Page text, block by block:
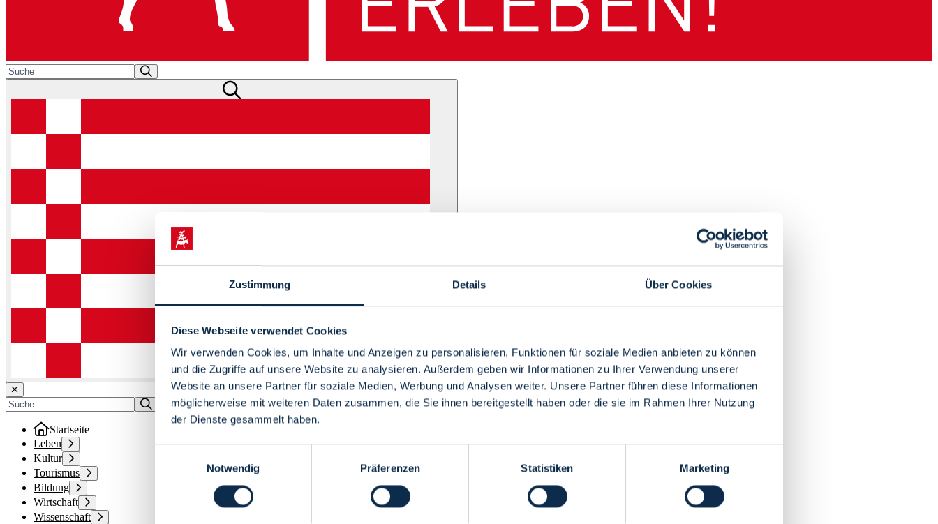
Zustimmung Details Über Cookies
Diese Webseite verwendet Cookies
Wir verwenden Cookies, um Inhalte und Anzeigen zu personalisieren, Funktionen für soziale Medien anbieten zu können
und die Zugriffe auf unsere Website zu analysieren. Außerdem geben wir Informationen zu Ihrer Verwendung unserer
Website an unsere Partner für soziale Medien, Werbung und Analysen weiter. Unsere Partner führen diese Informationen
möglicherweise mit weiteren Daten zusammen, die Sie ihnen bereitgestellt haben oder die sie im Rahmen Ihrer Nutzung
der Dienste gesammelt haben.
Notwendig
Präferenzen Statistiken Marketing
Menü
Startseite
Leben
Kultur
Tourismus
Bildung
Wirtschaft
Wissenschaft